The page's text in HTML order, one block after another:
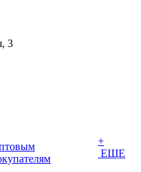
3
+
ЕЩЕ